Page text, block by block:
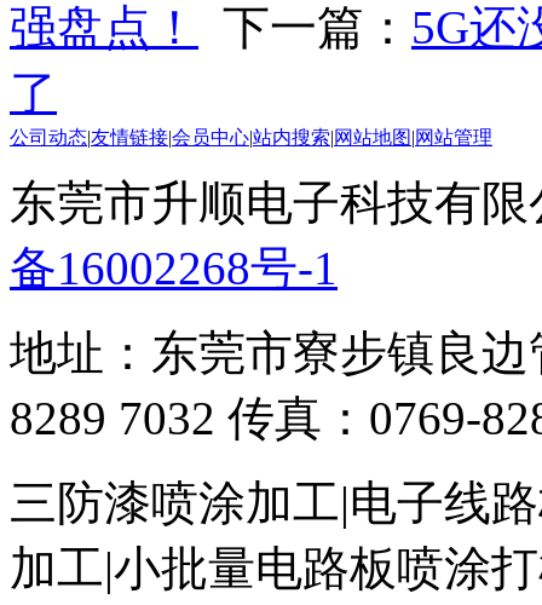
强盘点！
下一篇： 5G还
了
公司动态友情链接会员中心站内搜索 网站地图 网站管理
东莞市升顺电子科技有
备16002268号-1
地址：东莞市寮步镇良
8289 7032 传真：0769-
三防漆喷涂加工|电子线
加工|小批量电路板喷涂